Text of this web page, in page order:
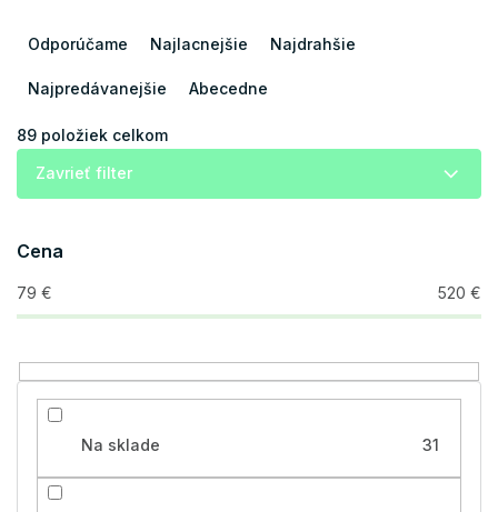
i
d
u
k
o
v
Odporúčame Najlacnejšie Najdrahšie
Najpredávanejšie Abecedne
89 položiek celkom
Zavrieť filter
Cena
79 € 520 €
Na sklade 31